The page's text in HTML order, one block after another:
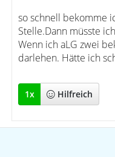
so schnell bekomme
Stelle.Dann müsste
Wenn ich aLG zwei
darlehen. Hätte ich
1x Hilfreich